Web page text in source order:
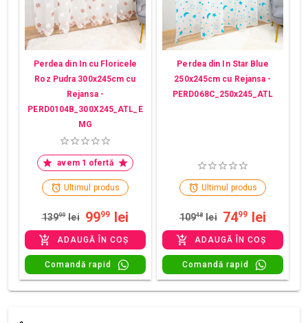
Perdea din In cu Floricele
Roz Pudra 300x245cm cu
Rejansa -
PERD0104B_300X245_ATL_E
MG
avem 1 ofertă
Ultimul produs
13999 lei 9999 lei
ADAUGĂ ÎN COȘ
Comandă rapid
Perdea din In Star Blue
250x245cm cu Rejansa -
PERD068C_250x245_ATL
Ultimul produs
10948 lei 7499 lei
ADAUGĂ ÎN COȘ
Comandă rapid